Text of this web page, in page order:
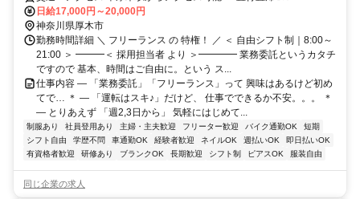
日給17,000円～20,000円
神奈川県厚木市
勤務時間詳細 ＼ フリーランス の 特権！ ／ ＜ 自由シフト制｜8:00～
21:00 ＞ ━━━＜ 採用担当者 より ＞━━━━ 業務委託というカタチ
ですので 基本、時間はご自由に。という ス...
仕事内容 ― 「業務委託」「フリーランス」って 興味はあるけど初め
てで… ＊ ― 「運転はスキ♪」だけど、 仕事でできるか不安。。。 ＊
― とりあえず 「週2,3日から」 気軽にはじめて...
制服あり 社員登用あり 主婦・主夫歓迎 フリーター歓迎 バイク通勤OK
短期
シフト自由
学歴不問 車通勤OK 経験者歓迎 ネイルOK 週払いOK
即日払いOK
有資格者歓迎
研修あり ブランクOK 長期歓迎 シフト制 ピアスOK 服装自由
同じ企業の求人